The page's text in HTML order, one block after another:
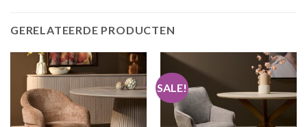
GERELATEERDE PRODUCTEN
SALE!